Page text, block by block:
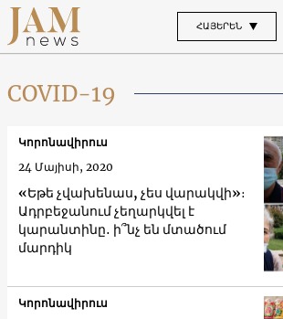
ՀԱՅԵՐԵՆ
COVID-19
«Եթե չվախենաս, չես վարակվի»։
Ադրբեջանում չեղարկվել է
կարանտինը․ ի՞նչ են մտածում
մարդիկ
Կորոնավիրուս
24 Մայիսի, 2020
Կորոնավիրուս